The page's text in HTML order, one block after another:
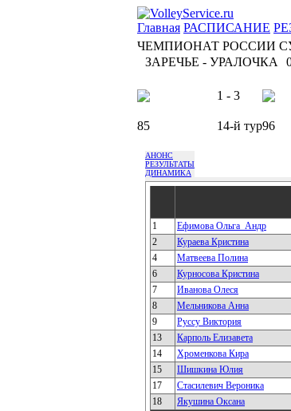
Главная РАСПИСАНИЕ
ЧЕМПИОНАТ РОССИИ
ЗАРЕЧЬЕ - УРАЛОЧКА
1 - 3
85 14-й тур96
АНОНС
РЕЗУЛЬТАТЫ
ДИНАМИКА
1 Ефимова Ольга_Андр
2 Кураева Кристина
4 Матвеева Полина
6 Курносова Кристина
7 Иванова Олеся
8 Мельникова Анна
9 Руссу Виктория
13 Карполь Елизавета
14 Хроменкова Кира
15 Шишкина Юлия
17 Стасилевич Вероника
18 Якушина Оксана